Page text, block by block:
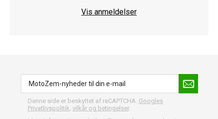
Vis anmeldelser
Denne side er beskyttet af reCAPTCHA. Googles
Privatlivspolitik vilkår og betingelser.